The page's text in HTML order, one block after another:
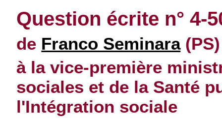
Question écrite n° 4-
de Franco Seminara(PS)
à la vice-première
sociales et de la Santé
l'Intégration sociale